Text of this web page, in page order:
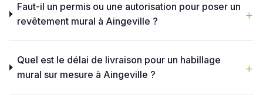
Faut-il un permis ou une autorisation pour poser un
revêtement mural à Aingeville ?
Quel est le délai de livraison pour un habillage
mural sur mesure à Aingeville ?